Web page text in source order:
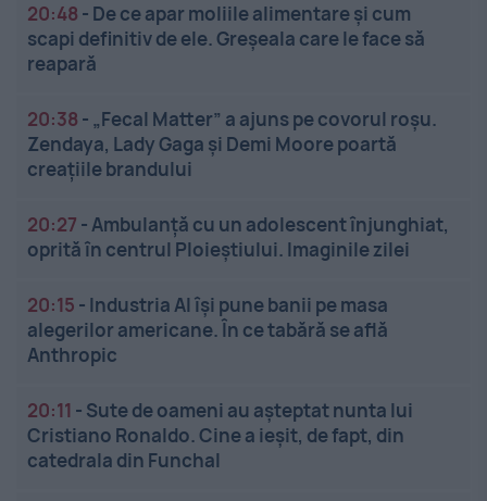
20:48 - De ce apar moliile alimentare și cum
scapi definitiv de ele. Greșeala care le face să
reapară
20:38 - „Fecal Matter” a ajuns pe covorul roșu.
Zendaya, Lady Gaga și Demi Moore poartă
creațiile brandului
20:27 -Ambulanță cu un adolescent înjunghiat,
oprită în centrul Ploieștiului. Imaginile zilei
20:15 - Industria AI își pune banii pe masa
alegerilor americane. În ce tabără se află
Anthropic
20:11 - Sute de oameni au așteptat nunta lui
Cristiano Ronaldo. Cine a ieșit, de fapt, din
catedrala din Funchal